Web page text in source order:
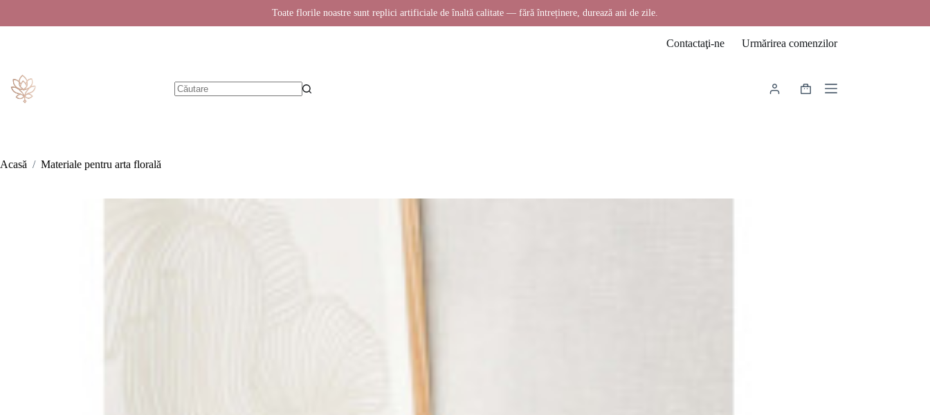
Toate florile noastre sunt replici artificiale de înaltă calitate — fără întreținere, durează ani de zile.
Contactaţi-ne Urmărirea comenzilor
Coș
Acasă / Materiale pentru arta florală